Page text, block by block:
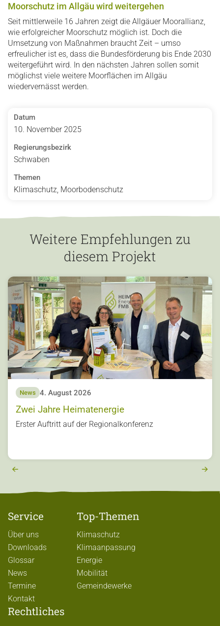
Moorschutz im Allgäu wird weitergehen
Seit mittlerweile 16 Jahren zeigt die Allgäuer Moorallianz,
wie erfolgreicher Moorschutz möglich ist. Doch die
Umsetzung von Maßnahmen braucht Zeit – umso
erfreulicher ist es, dass die Bundesförderung bis Ende 2030
weitergeführt wird. In den nächsten Jahren sollen somit
möglichst viele weitere Moorflächen im Allgäu
wiedervernässt werden.
Datum
10. November 2025
Regierungsbezirk
Schwaben
Themen
Klimaschutz, Moorbodenschutz
Weitere Empfehlungen zu
diesem Projekt
r
u
News 4. August 2026
Zwei Jahre Heimatenergie
Erster Auftritt auf der Regionalkonferenz
Service
Über uns
Downloads
Glossar
News
Termine
Kontakt
Top-Themen
Klimaschutz
Klimaanpassung
Energie
Mobilität
Gemeindewerke
Rechtliches